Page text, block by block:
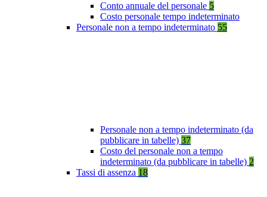
Conto annuale del personale 5
Costo personale tempo indeterminato
Personale non a tempo indeterminato 55
Personale non a tempo indeterminato (da
pubblicare in tabelle) 37
Costo del personale non a tempo
indeterminato (da pubblicare in tabelle) 2
Tassi di assenza 18